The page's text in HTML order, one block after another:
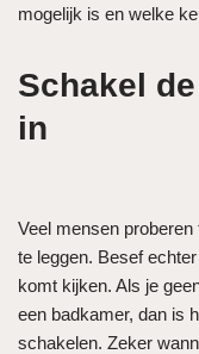
mogelijk is en welke
Schakel
in
Veel mensen
te leggen. Besef
komt kijken. Als je
een badkamer, dan is
schakelen. Zeker